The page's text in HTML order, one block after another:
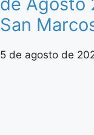
San
5 de agosto de